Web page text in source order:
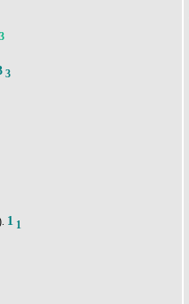
3
3
1 1